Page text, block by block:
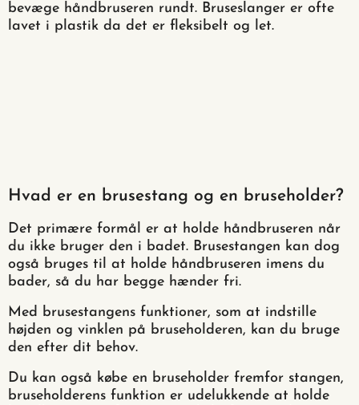
bevæge håndbruseren rundt. Bruseslanger er ofte
lavet i plastik da det er fleksibelt og let.
Hvad er en brusestang og en bruseholder?
Det primære formål er at holde håndbruseren når
du ikke bruger den i badet. Brusestangen kan dog
også bruges til at holde håndbruseren imens du
bader, så du har begge hænder fri.
Med brusestangens funktioner, som at indstille
højden og vinklen på bruseholderen, kan du bruge
den efter dit behov.
Du kan også købe en bruseholder fremfor stangen,
bruseholderens funktion er udelukkende at holde